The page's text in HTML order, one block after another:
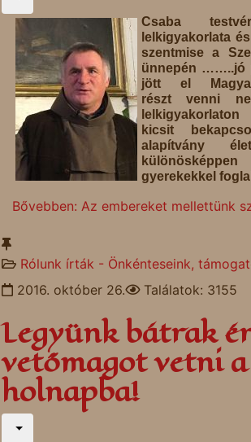
Csaba
lelkigyakorlata
szentmise a
ünnepén ……..jó
jött el
részt venni
kicsit
alapítvány
gyerekekkel
Bővebben: Az embereket mellettünk
Rólunk írták - Önkénteseink,
2016. október 26.
Találatok: 3155
Legyünk bátrak
vetőmagot vetni a
holnapba!